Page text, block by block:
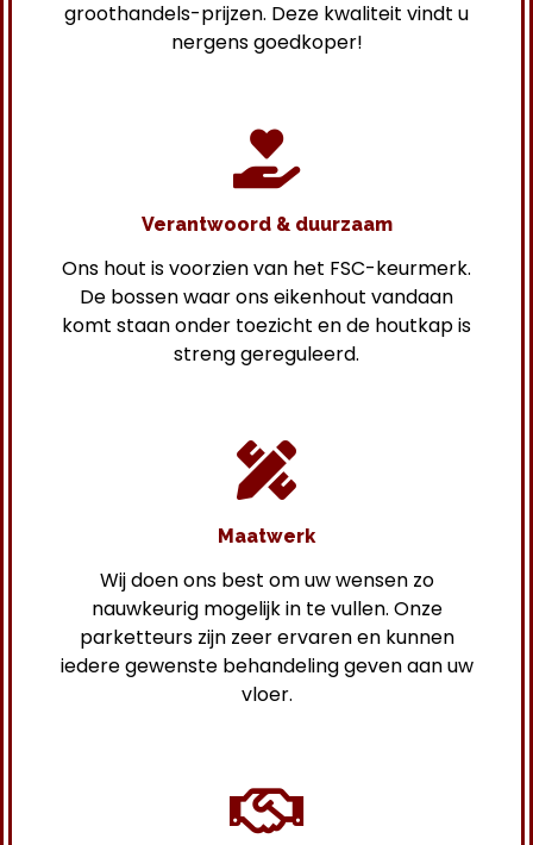
groothandels-prijzen. Deze kwaliteit vindt u
nergens goedkoper!
Verantwoord & duurzaam
Ons hout is voorzien van het FSC-keurmerk.
De bossen waar ons eikenhout vandaan
komt staan onder toezicht en de houtkap is
streng gereguleerd.
Maatwerk
Wij doen ons best om uw wensen zo
nauwkeurig mogelijk in te vullen. Onze
parketteurs zijn zeer ervaren en kunnen
iedere gewenste behandeling geven aan uw
vloer.